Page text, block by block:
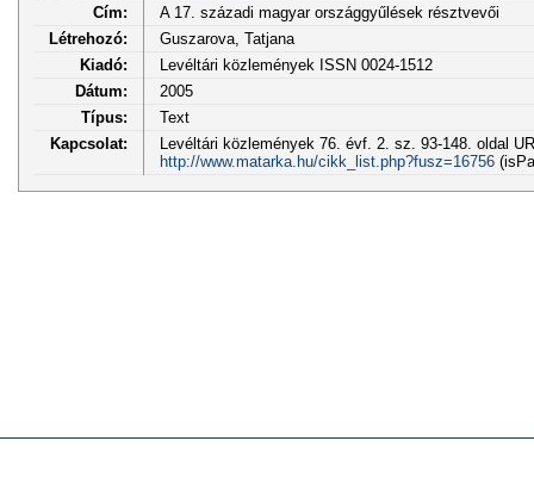
Cím:
A 17. századi magyar országgyűlések résztvevői
Létrehozó:
Guszarova, Tatjana
Kiadó:
Levéltári közlemények ISSN 0024-1512
Dátum:
2005
Típus:
Text
Kapcsolat:
Levéltári közlemények 76. évf. 2. sz. 93-148. oldal
http://www.matarka.hu/cikk_list.php?fusz=16756